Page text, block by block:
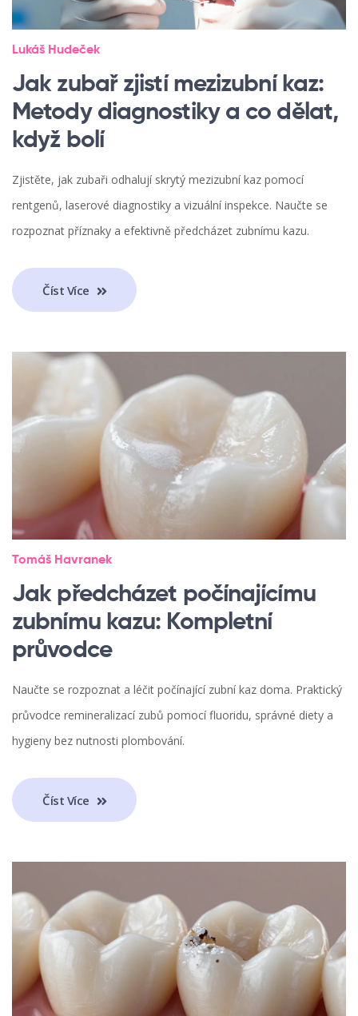
Lukáš Hudeček
Jak zubař zjistí mezizubní kaz:
Metody diagnostiky a co dělat,
když bolí
Zjistěte, jak zubaři odhalují skrytý mezizubní kaz pomocí
rentgenů, laserové diagnostiky a vizuální inspekce. Naučte se
rozpoznat příznaky a efektivně předcházet zubnímu kazu.
Číst Více
Tomáš Havranek
Jak předcházet počínajícímu
zubnímu kazu: Kompletní
průvodce
Naučte se rozpoznat a léčit počínající zubní kaz doma. Praktický
průvodce remineralizací zubů pomocí fluoridu, správné diety a
hygieny bez nutnosti plombování.
Číst Více